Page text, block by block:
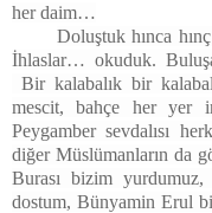
her daim…
Doluştuk hınca
İhlaslar… okuduk.
Bir kalabalık bir
mescit, bahçe her yer
Peygamber sevdalısı
diğer Müslümanların da
Burası bizim
dostum, Bünyamin Erul